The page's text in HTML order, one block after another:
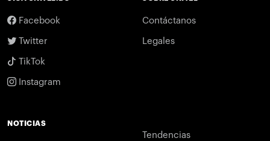
Facebook
Twitter
TikTok
Instagram
Contáctanos
Legales
NOTICIAS
Tendencias